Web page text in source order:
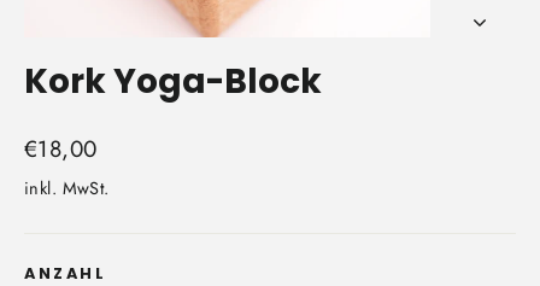
Kork Yoga-Block
Normaler
Preis
€18,00
inkl. MwSt.
ANZAHL